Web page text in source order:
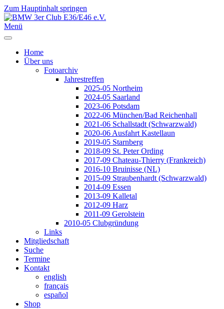
Zum Hauptinhalt springen
Menü
Home
Über uns
Fotoarchiv
Jahrestreffen
2025-05 Northeim
2024-05 Saarland
2023-06 Potsdam
2022-06 München/Bad Reichenhall
2021-06 Schallstadt (Schwarzwald)
2020-06 Ausfahrt Kastellaun
2019-05 Starnberg
2018-09 St. Peter Ording
2017-09 Chateau-Thierry (Frankreich)
2016-10 Bruinisse (NL)
2015-09 Straubenhardt (Schwarzwald)
2014-09 Essen
2013-09 Kalletal
2012-09 Harz
2011-09 Gerolstein
2010-05 Clubgründung
Links
Mitgliedschaft
Suche
Termine
Kontakt
english
français
español
Shop
Jahr
Monat
Jahr
Monat